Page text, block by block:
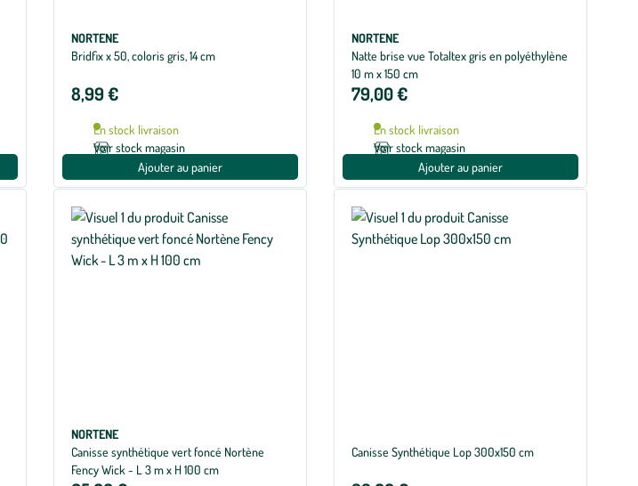
NORTENE
Bridfix x 50, coloris gris, 14 cm
8,99 €
En stock livraison
Voir stock magasin
Ajouter au panier
NORTENE
Natte brise vue Totaltex gris en polyéthylène
10 m x 150 cm
79,00 €
En stock livraison
Voir stock magasin
Ajouter au panier
NORTENE
Canisse synthétique vert foncé Nortène
Fency Wick - L 3 m x H 100 cm
Canisse Synthétique Lop 300x150 cm